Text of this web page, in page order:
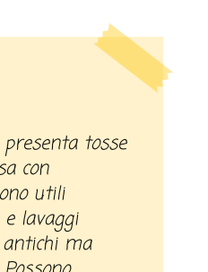
con
utili
e lavaggi
ma